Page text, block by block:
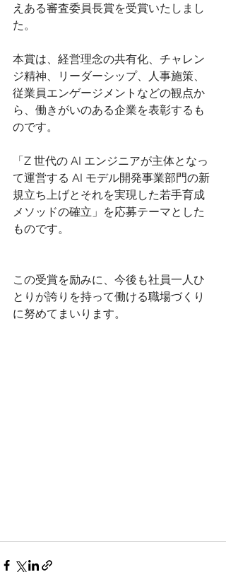
えある審査委員長賞を受賞いたしまし
た。
本賞は、経営理念の共有化、チャレン
ジ精神、リーダーシップ、人事施策、
従業員エンゲージメントなどの観点か
ら、働きがいのある企業を表彰するも
のです。
「Z 世代の AI エンジニアが主体となっ
て運営する AI モデル開発事業部門の新
規立ち上げとそれを実現した若手育成
メソッドの確立」を応募テーマとした
ものです。
この受賞を励みに、今後も社員一人ひ
とりが誇りを持って働ける職場づくり
に努めてまいります。